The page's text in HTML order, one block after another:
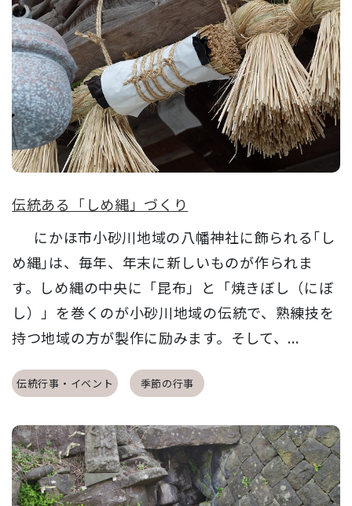
伝統ある「しめ縄」づくり
にかほ市小砂川地域の八幡神社に飾られる｢し
め縄｣は、毎年、年末に新しいものが作られま
す。しめ縄の中央に「昆布」と「焼きぼし（にぼ
し）」を巻くのが小砂川地域の伝統で、熟練技を
持つ地域の方が製作に励みます。そして、...
伝統行事・イベント 季節の行事